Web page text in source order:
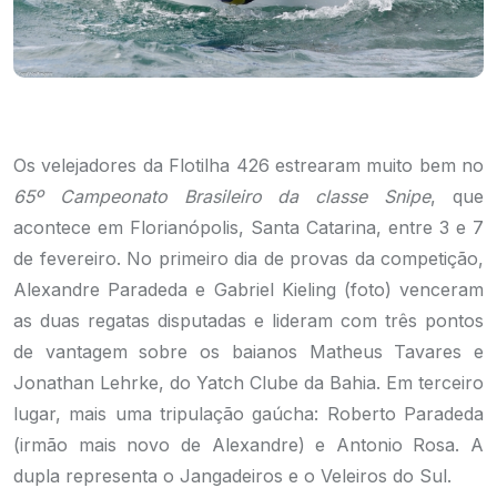
Os velejadores da Flotilha 426 estrearam muito bem no
65º Campeonato Brasileiro da classe Snipe, que
acontece em Florianópolis, Santa Catarina, entre 3 e 7
de fevereiro. No primeiro dia de provas da competição,
Alexandre Paradeda e Gabriel Kieling (foto) venceram
as duas regatas disputadas e lideram com três pontos
de vantagem sobre os baianos Matheus Tavares e
Jonathan Lehrke, do Yatch Clube da Bahia. Em terceiro
lugar, mais uma tripulação gaúcha: Roberto Paradeda
(irmão mais novo de Alexandre) e Antonio Rosa. A
dupla representa o Jangadeiros e o Veleiros do Sul.